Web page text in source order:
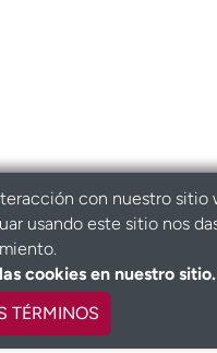
con nuestro sitio
usando este sitio nos
cookies en nuestro sitio.
TÉRMINOS